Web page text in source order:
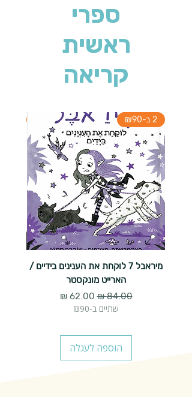
ספרי
ראשית
קריאה
2 ב-₪90
מיראבל 7 לוקחת את הענינים בידיים /
הארייט מונקסטר
מחיר רגיל‏84.00 ‏₪ מחיר מבצע
שתיים ב-₪90
הוספה לעגלה